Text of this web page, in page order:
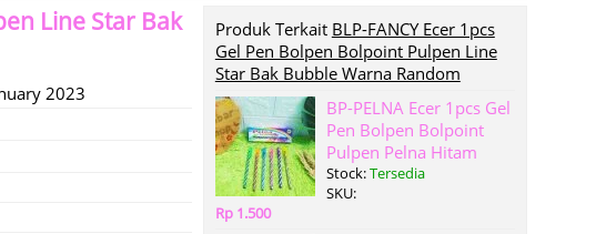
Line Star Bak
2023
Produk Terkait BLP-FANCY Ecer 1pcs
Gel Pen Bolpen Bolpoint Pulpen Line
Star Bak Bubble Warna Random
BP-PELNA Ecer 1pcs Gel
Pen Bolpen Bolpoint
Pulpen Pelna Hitam
Stock:Tersedia
SKU:
Rp 1.500